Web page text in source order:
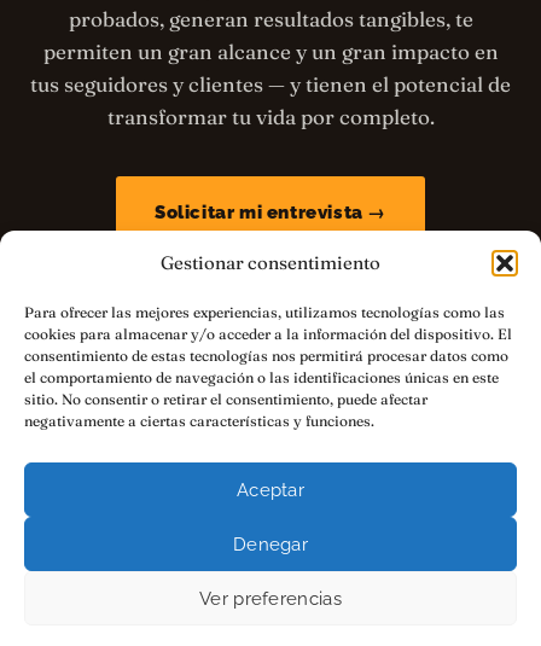
Gestionar consentimiento
Para ofrecer las mejores experiencias, utilizamos tecnologías como las
cookies para almacenar y/o acceder a la información del dispositivo. El
consentimiento de estas tecnologías nos permitirá procesar datos como
el comportamiento de navegación o las identificaciones únicas en este
sitio. No consentir o retirar el consentimiento, puede afectar
negativamente a ciertas características y funciones.
Aceptar
Denegar
Ver preferencias
probados, generan resultados tangibles, te
permiten un gran alcance y un gran impacto en
tus seguidores y clientes — y tienen el potencial de
transformar tu vida por completo.
Solicitar mi entrevista →
¿UNA PREGUNTA QUE NO ESTÁ AQUÍ?
CONSULTAMMP@LIBROSPARAEMPREN
DEDORES.NET
Libros para Emprendedores· Luis Ramos · Máster de